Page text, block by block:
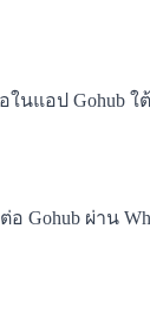
แอป Gohub ใต้
ผ่าน